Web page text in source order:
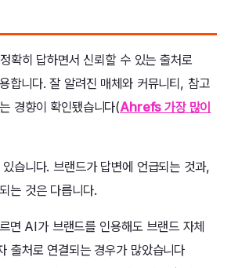
히 답하면서 신뢰할 수 있는 출처로
합니다. 잘 알려진 매체와 커뮤니티, 참고
경향이 확인됐습니다(Ahrefs 가장 많이
습니다. 브랜드가 답변에 언급되는 것과,
는 것은 다릅니다.
AI가 브랜드를 인용해도 브랜드 자체
출처로 연결되는 경우가 많았습니다